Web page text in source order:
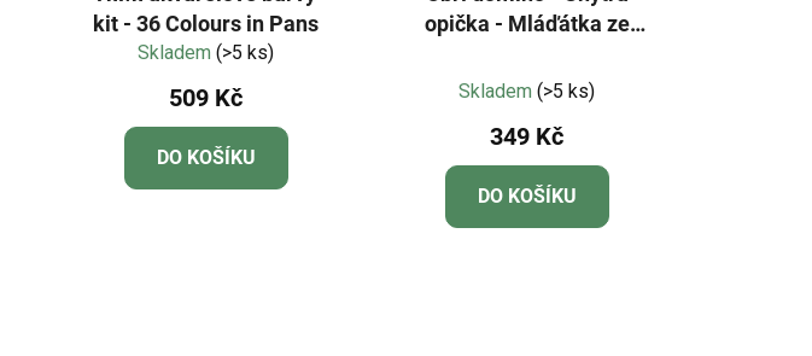
kit - 36 Colours in Pans
Skladem(>5 ks)
509 Kč
DO KOŠÍKU
opička - Mláďátka ze
hodnocení
produktu
je
5,0
z
Skladem(>5 ks)
349 Kč
DO KOŠÍKU